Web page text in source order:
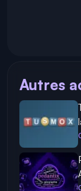
Autres